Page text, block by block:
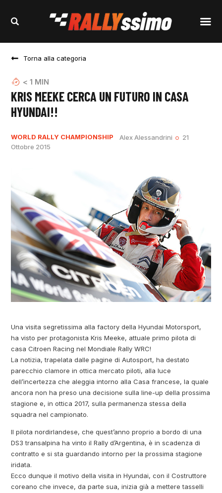
Torna alla categoria
< 1 MIN
KRIS MEEKE CERCA UN FUTURO IN CASA
HYUNDAI!!
WORLD RALLY CHAMPIONSHIP Alex Alessandrini
21
Ottobre 2015
Una visita segretissima alla factory della Hyundai Motorsport,
ha visto per protagonista Kris Meeke, attuale primo pilota di
casa Citroen Racing nel Mondiale Rally WRC!
La notizia, trapelata dalle pagine di Autosport, ha destato
parecchio clamore in ottica mercato piloti, alla luce
dell’incertezza che aleggia intorno alla Casa francese, la quale
ancora non ha preso una decisione sulla line-up della prossima
stagione e, in ottica 2017, sulla permanenza stessa della
squadra nel campionato.
Il pilota nordirlandese, che quest’anno proprio a bordo di una
DS3 transalpina ha vinto il Rally d’Argentina, è in scadenza di
contratto e si sta guardando intorno per la prossima stagione
iridata.
Ecco dunque il motivo della visita in Hyundai, con il Costruttore
coreano che invece, da parte sua, inizia già a mettere tasselli